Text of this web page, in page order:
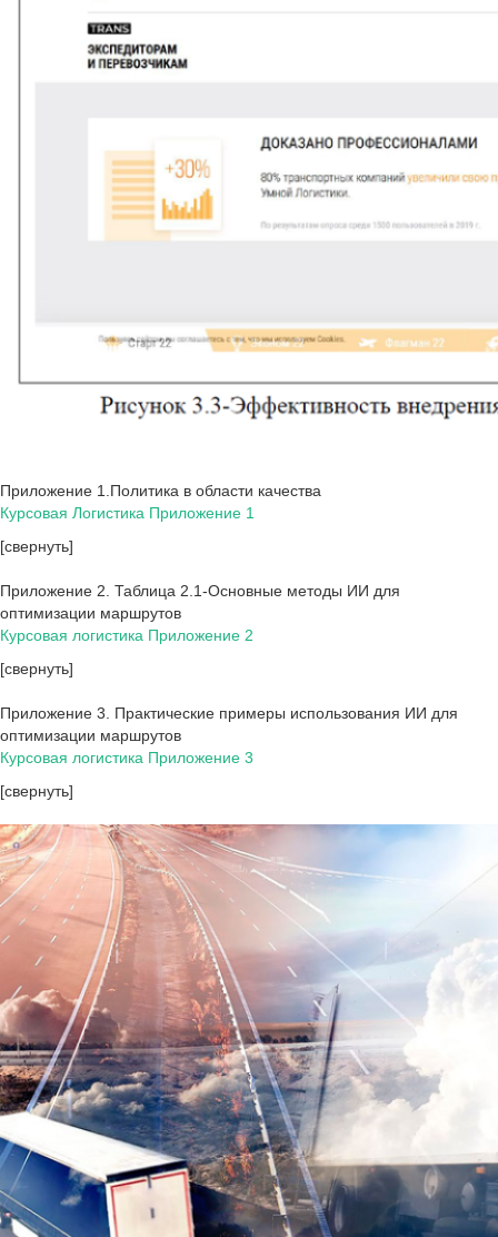
Приложение 1.Политика в области качества
Курсовая Логистика Приложение 1
[свернуть]
Приложение 2. Таблица 2.1-Основные методы ИИ для
оптимизации маршрутов
Курсовая логистика Приложение 2
[свернуть]
Приложение 3. Практические примеры использования ИИ для
оптимизации маршрутов
Курсовая логистика Приложение 3
[свернуть]